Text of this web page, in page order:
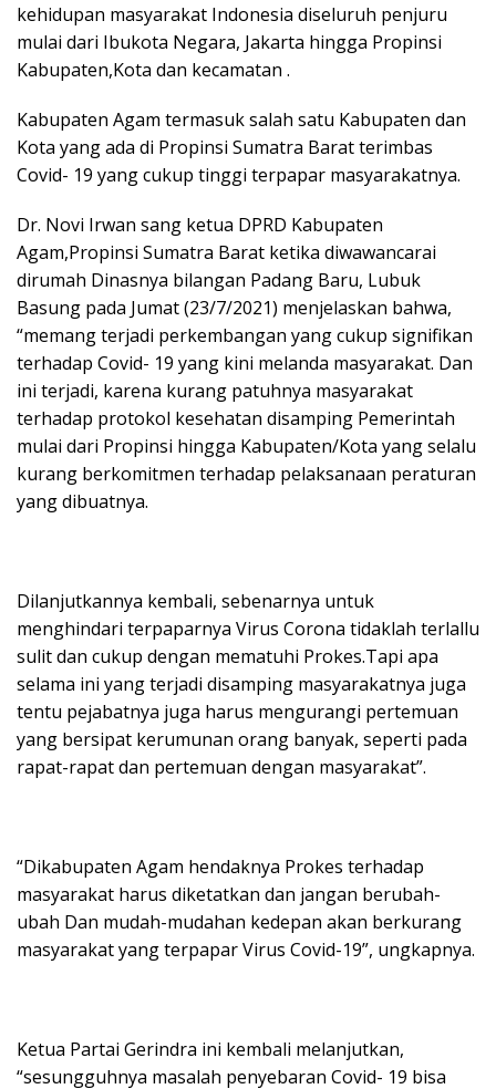
kehidupan masyarakat Indonesia diseluruh penjuru
mulai dari Ibukota Negara, Jakarta hingga Propinsi
Kabupaten,Kota dan kecamatan .
Kabupaten Agam termasuk salah satu Kabupaten dan
Kota yang ada di Propinsi Sumatra Barat terimbas
Covid- 19 yang cukup tinggi terpapar masyarakatnya.
Dr. Novi Irwan sang ketua DPRD Kabupaten
Agam,Propinsi Sumatra Barat ketika diwawancarai
dirumah Dinasnya bilangan Padang Baru, Lubuk
Basung pada Jumat (23/7/2021) menjelaskan bahwa,
“memang terjadi perkembangan yang cukup signifikan
terhadap Covid- 19 yang kini melanda masyarakat. Dan
ini terjadi, karena kurang patuhnya masyarakat
terhadap protokol kesehatan disamping Pemerintah
mulai dari Propinsi hingga Kabupaten/Kota yang selalu
kurang berkomitmen terhadap pelaksanaan peraturan
yang dibuatnya.
Dilanjutkannya kembali, sebenarnya untuk
menghindari terpaparnya Virus Corona tidaklah terlallu
sulit dan cukup dengan mematuhi Prokes.Tapi apa
selama ini yang terjadi disamping masyarakatnya juga
tentu pejabatnya juga harus mengurangi pertemuan
yang bersipat kerumunan orang banyak, seperti pada
rapat-rapat dan pertemuan dengan masyarakat”.
“Dikabupaten Agam hendaknya Prokes terhadap
masyarakat harus diketatkan dan jangan berubah-
ubah Dan mudah-mudahan kedepan akan berkurang
masyarakat yang terpapar Virus Covid-19”, ungkapnya.
Ketua Partai Gerindra ini kembali melanjutkan,
“sesungguhnya masalah penyebaran Covid- 19 bisa